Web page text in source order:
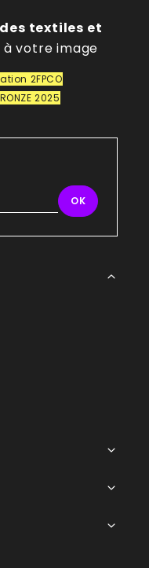
des textiles et
à votre image
2FPCO
2025